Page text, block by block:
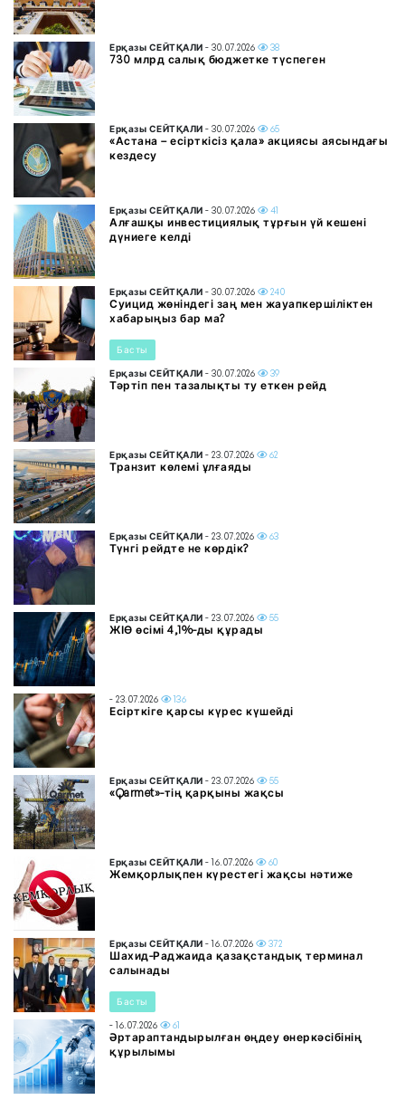
Ерқазы СЕЙТҚАЛИ - 30.07.2026 38
730 млрд салық бюджетке түспеген
Ерқазы СЕЙТҚАЛИ - 30.07.2026 65
«Астана – есірткісіз қала» акциясы аясындағы
кездесу
Ерқазы СЕЙТҚАЛИ - 30.07.2026 41
Алғашқы инвестициялық тұрғын үй кешені
дүниеге келді
Ерқазы СЕЙТҚАЛИ - 30.07.2026 240
Суицид жөніндегі заң мен жауапкершіліктен
хабарыңыз бар ма?
Басты
Ерқазы СЕЙТҚАЛИ - 30.07.2026 39
Тәртіп пен тазалықты ту еткен рейд
Ерқазы СЕЙТҚАЛИ - 23.07.2026 62
Транзит көлемі ұлғаяды
Ерқазы СЕЙТҚАЛИ - 23.07.2026 63
Түнгі рейдте не көрдік?
Ерқазы СЕЙТҚАЛИ - 23.07.2026 55
ЖІӨ өсімі 4,1%-ды құрады
- 23.07.2026 136
Есірткіге қарсы күрес күшейді
Ерқазы СЕЙТҚАЛИ - 23.07.2026 55
«Qarmet»-тің қарқыны жақсы
Ерқазы СЕЙТҚАЛИ - 16.07.2026 60
Жемқорлықпен күрестегі жақсы нәтиже
Ерқазы СЕЙТҚАЛИ - 16.07.2026 372
Шахид-Раджаида қазақстандық терминал
салынады
Басты
- 16.07.2026 61
Әртараптандырылған өңдеу өнеркәсібінің
құрылымы